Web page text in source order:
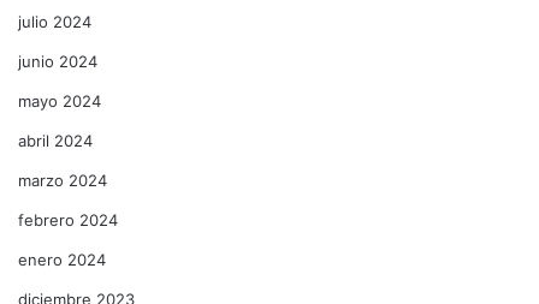
julio 2024
junio 2024
mayo 2024
abril 2024
marzo 2024
febrero 2024
enero 2024
diciembre 2023